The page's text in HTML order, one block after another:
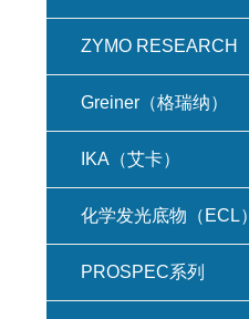
ZYMO RESEARCH
Greiner（格瑞纳）
IKA（艾卡）
化学发光底物（ECL）
PROSPEC系列